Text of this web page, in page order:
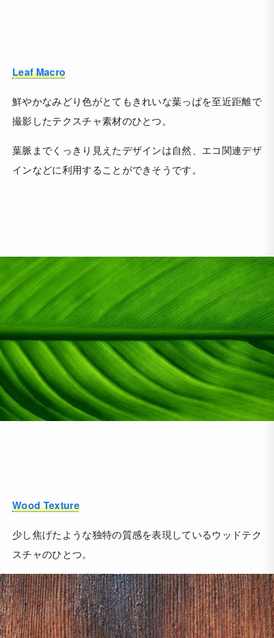
Leaf Macro
鮮やかなみどり色がとてもきれいな葉っぱを至近距離で
撮影したテクスチャ素材のひとつ。
葉脈までくっきり見えたデザインは自然、エコ関連デザ
インなどに利用することができそうです。
Wood Texture
少し焦げたような独特の質感を表現しているウッドテク
スチャのひとつ。